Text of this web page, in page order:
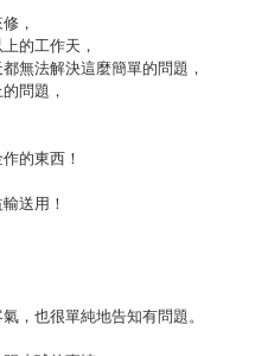
，
的工作天，
無法解決這麼簡單的問題，
問題，
的東西！
送用！
，也很單純地告知有問題。